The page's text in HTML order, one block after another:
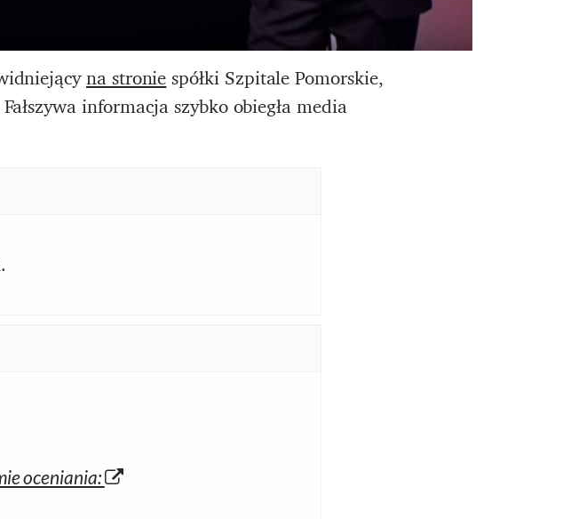
na stroniespółki Szpitale Pomorskie,
informacja szybko obiegła media
oceniania: